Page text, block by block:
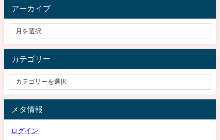
アーカイブ
カテゴリー
メタ情報
ログイン